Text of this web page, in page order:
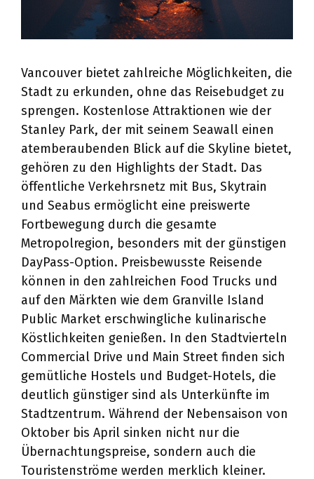
Vancouver bietet zahlreiche Möglichkeiten, die
Stadt zu erkunden, ohne das Reisebudget zu
sprengen. Kostenlose Attraktionen wie der
Stanley Park, der mit seinem Seawall einen
atemberaubenden Blick auf die Skyline bietet,
gehören zu den Highlights der Stadt. Das
öffentliche Verkehrsnetz mit Bus, Skytrain
und Seabus ermöglicht eine preiswerte
Fortbewegung durch die gesamte
Metropolregion, besonders mit der günstigen
DayPass-Option. Preisbewusste Reisende
können in den zahlreichen Food Trucks und
auf den Märkten wie dem Granville Island
Public Market erschwingliche kulinarische
Köstlichkeiten genießen. In den Stadtvierteln
Commercial Drive und Main Street finden sich
gemütliche Hostels und Budget-Hotels, die
deutlich günstiger sind als Unterkünfte im
Stadtzentrum. Während der Nebensaison von
Oktober bis April sinken nicht nur die
Übernachtungspreise, sondern auch die
Touristenströme werden merklich kleiner.